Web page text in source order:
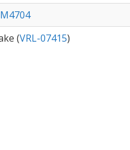
(VRL-07415)